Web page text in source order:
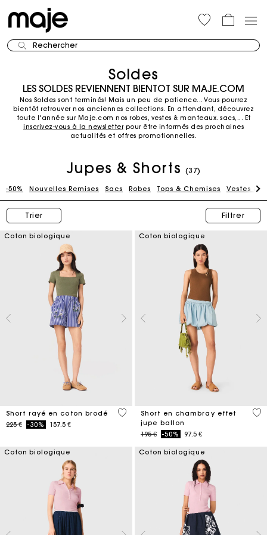
Rechercher
Soldes
LES SOLDES REVIENNENT BIENTOT SUR MAJE.COM
Nos Soldes sont terminés! Mais un peu de patience... Vous pourrez
bientôt retrouver nos anciennes collections. En attendant, découvrez
toute l'année sur Maje.com nos robes, vestes & manteaux. sacs,... Et
inscrivez-vous à la newsletterpour être informés des prochaines
actualités et offres promotionnelles.
Jupes & Shorts (37)
-50% Nouvelles Remises Sacs Robes Tops & Chemises Vestes &
Trier Filtrer
Coton biologique
Short rayé en coton brodé
Price reduced from
225 €to-30% 157.5 €
5 out of 5 Customer Rating
Coton biologique
Short en chambray effet
jupe ballon
Price reduced from
195 €to-50% 97.5 €
5
Coton biologique Coton biologique